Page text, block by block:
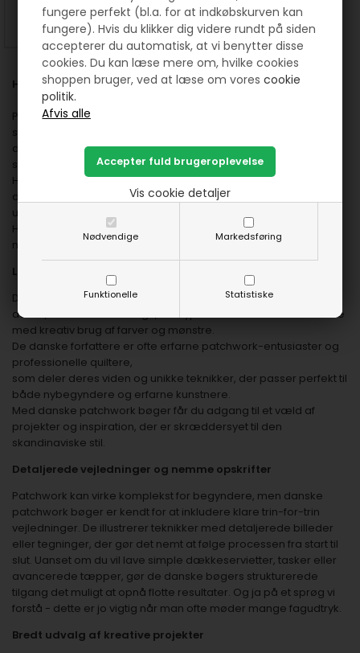
fungere perfekt (bl.a. for at indkøbskurven kan
fungere). Hvis du klikker dig videre rundt på siden
accepterer du automatisk, at vi benytter disse
cookies. Du kan læse mere om, hvilke cookies
shoppen bruger, ved at læse om vorescookie
politik.
Nødvendige Markedsføring
Funktionelle Statistiske
Vis cookie detaljer
SE MERE KØB
Hvorfor skal jeg købe danske patchwork bøger ?
Patchwork har længe været en populær hobby blandt kreative
sjæle,
der elsker at kombinere farver, mønstre og teksturer for at
skabe unikke quiltede designs.
Hvis du er passioneret omkring patchwork – eller ønsker at
dykke ned i denne kunstform – er danske patchwork bøger et
uundværligt redskab.
Her er flere grunde til, hvorfor du bør overveje at investere i
netop danske bøger om patchwork.
Lokal ekspertise og skandinavisk design.
Danske patchwork bøger er kendt for deres fokus på
dansk/skandinavisk design, der typisk kombinerer minimalisme
med kreativ brug af farver og mønstre.
De danske forfattere er ofte erfarne patchwork-entusiaster og
professionelle quiltere,
som deler deres viden og unikke teknikker, der passer perfekt til
både nybegyndere og erfarne kunstnere.
Med danske patchwork bøger får du adgang til et væld af
projekter og inspiration, der er skræddersyet til den
skandinaviske stil.
Detaljerede vejledninger og nemme opskrifter
Patchwork kan virke komplekst for begyndere, men danske
patchwork bøger er kendt for at inkludere klare trin-for-trin
vejledninger. De illustrerer teknikker med detaljerede billeder
eller tegninger, der gør det nemt at følge processen fra start til
slut. Uanset om du vil lave simple dækkeservietter, tasker eller
avancerede tæpper, gør de danske bøgers strukturerede
tilgang det muligt at opnå flotte resultater. Og ja på et sprøg vi
forstå - dette er jo vigtig når man ofte møder mange fagudtryk.
Bredt udvalg af kreative projekter